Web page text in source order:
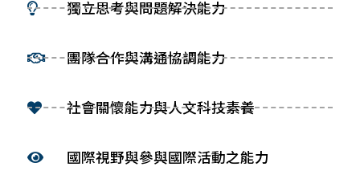
獨立思考與問題解決能力
團隊合作與溝通協調能力
社會關懷能力與人文科技素養
國際視野與參與國際活動之能力